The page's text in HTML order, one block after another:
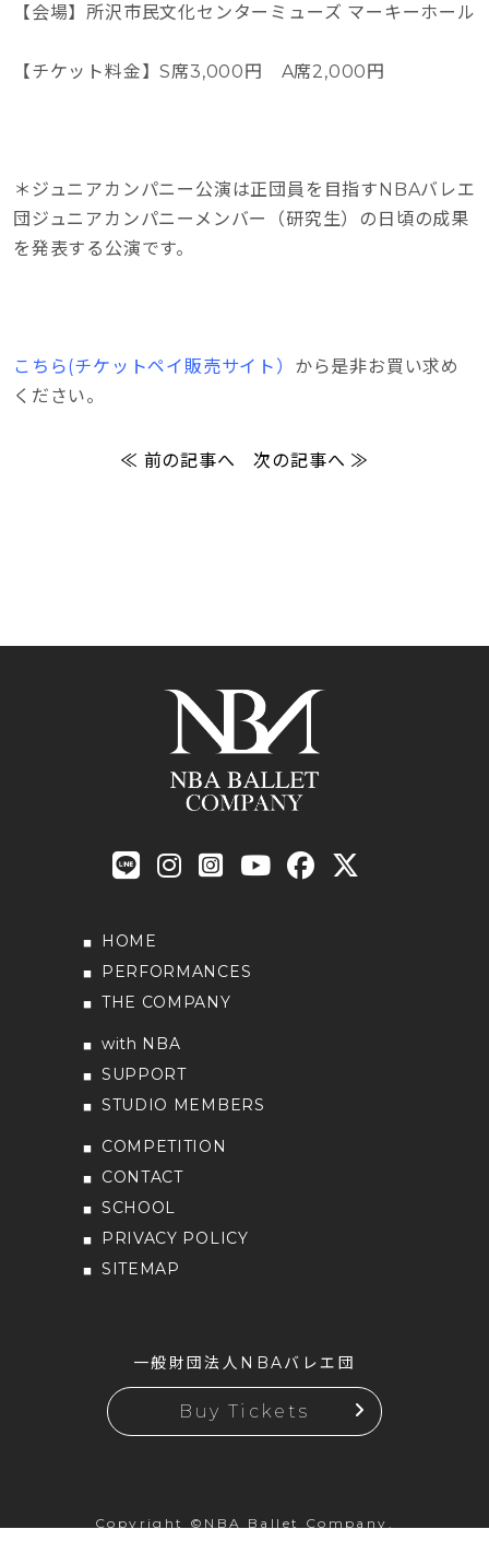
【会場】所沢市民文化センターミューズ マーキーホール
【チケット料金】S席3,000円 A席2,000円
＊ジュニアカンパニー公演は正団員を目指すNBAバレエ
団ジュニアカンパニーメンバー（研究生）の日頃の成果
を発表する公演です。
こちら(チケットペイ販売サイト） から是非お買い求め
ください。
≪ 前の記事へ 次の記事へ ≫
HOME
PERFORMANCES
THE COMPANY
with NBA
SUPPORT
STUDIO MEMBERS
COMPETITION
CONTACT
SCHOOL
PRIVACY POLICY
SITEMAP
一般財団法人NBAバレエ団
Buy Tickets
Copyright ©NBA Ballet Company.